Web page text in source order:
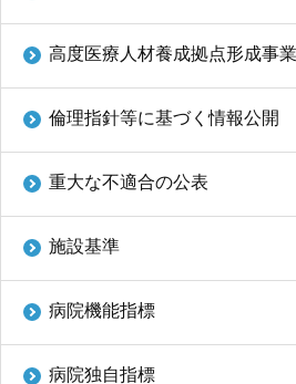
高度医療人材養成拠点形成事
倫理指針等に基づく情報公開
重大な不適合の公表
施設基準
病院機能指標
病院独自指標